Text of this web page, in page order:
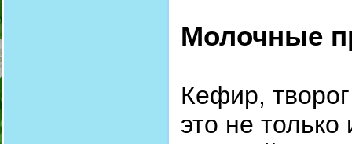
Молочные
Кефир,
это не